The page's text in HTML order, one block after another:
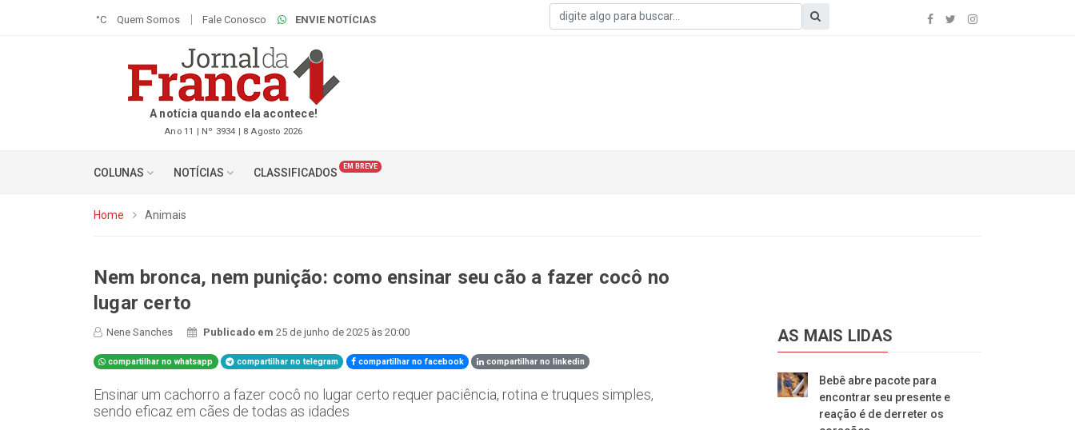
°C Quem Somos Fale Conosco ENVIE NOTÍCIAS
A notícia quando ela acontece!
Ano 11 | Nº 3934 | 8 Agosto 2026
COLUNAS NOTÍCIAS CLASSIFICADOS EM BREVE
Home Animais
Nem bronca, nem punição: como ensinar seu cão a fazer cocô no
lugar certo
Nene Sanches Publicado em25 de junho de 2025 às 20:00
compartilhar no whatsapp compartilhar no telegram compartilhar no facebook compartilhar no linkedin
Ensinar um cachorro a fazer cocô no lugar certo requer paciência, rotina e truques simples,
sendo eficaz em cães de todas as idades
AS MAIS LIDAS
Bebê abre pacote para
encontrar seu presente e
reação é de derreter os